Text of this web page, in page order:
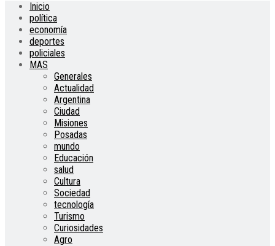
Inicio
política
economía
deportes
policiales
MAS
Generales
Actualidad
Argentina
Ciudad
Misiones
Posadas
mundo
Educación
salud
Cultura
Sociedad
tecnología
Turismo
Curiosidades
Agro